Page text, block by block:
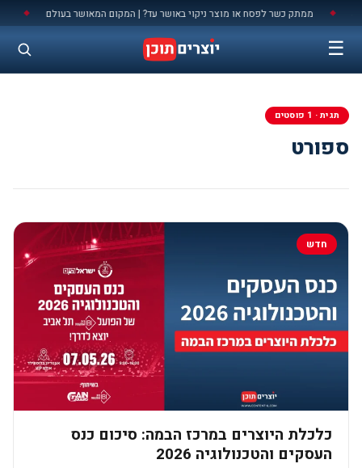
לתוכן ממתק כשר לפסח או מוצר ניקוי באושר עד? | המקום המאושר בעולם
☰
תגית · 1 פוסטים
ספורט
חדש
כלכלת היוצרים במרכז הבמה: סיכום כנס
העסקים והטכנולוגיה 2026